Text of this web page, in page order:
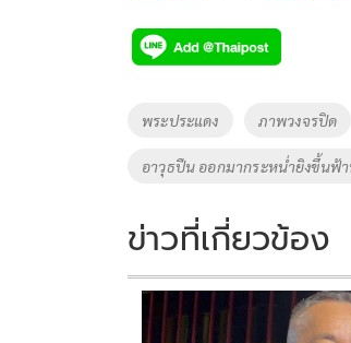
e
b
o
o
k
tt
er
p
y
Li
k
Tags
พระประแดง ภาพวงจรปิด
อาวุธปืน ออกมากระหน่ำยิงขึ้นฟ้
ข่าวที่เกี่ยวข้อง